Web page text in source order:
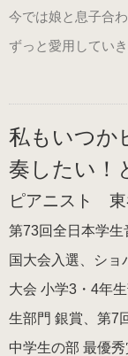
（22.0～25.5cm）
紳士用
（ヒールアップ
男女兼用（ヒー
色から選ぶ
ブラック系
今では娘と息子合
ずっと愛用してい
私もいつか
奏したい！
ピアニスト 東
第73回全日本学生
国大会入選、ショ
大会 小学3・4年
生部門 銀賞、第7
中学生の部 最優